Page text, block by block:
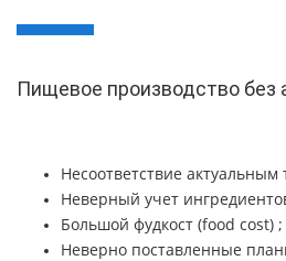
Пищевое производство без
Несоответствие
Неверный учет
Большой фудкост (food cost) ;
Неверно поставленные